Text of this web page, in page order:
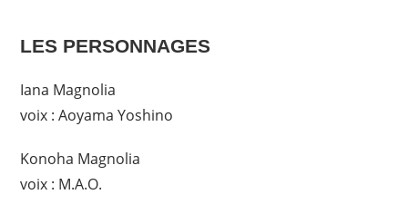
LES PERSONNAGES
Iana Magnolia
voix : Aoyama Yoshino
Konoha Magnolia
voix : M.A.O.